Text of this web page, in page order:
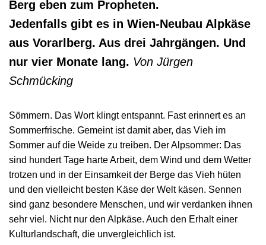
Berg eben zum Propheten.
Jedenfalls gibt es in Wien-Neubau Alpkäse
aus Vorarlberg. Aus drei Jahrgängen. Und
nur vier Monate lang. Von Jürgen
Schmücking
Sömmern. Das Wort klingt entspannt. Fast erinnert es an
Sommerfrische. Gemeint ist damit aber, das Vieh im
Sommer auf die Weide zu treiben. Der Alpsommer: Das
sind hundert Tage harte Arbeit, dem Wind und dem Wetter
trotzen und in der Einsamkeit der Berge das Vieh hüten
und den vielleicht besten Käse der Welt käsen. Sennen
sind ganz besondere Menschen, und wir verdanken ihnen
sehr viel. Nicht nur den Alpkäse. Auch den Erhalt einer
Kulturlandschaft, die unvergleichlich ist.